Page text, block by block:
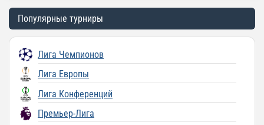
Популярные турниры
Лига Чемпионов
Лига Европы
Лига Конференций
Премьер-Лига